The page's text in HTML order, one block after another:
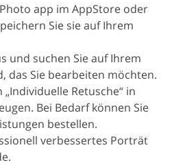
app im AppStore oder
Sie sie auf Ihrem
und suchen Sie auf Ihrem
das Sie bearbeiten möchten.
Retusche“ in
Bei Bedarf können Sie
bestellen.
verbessertes Porträt